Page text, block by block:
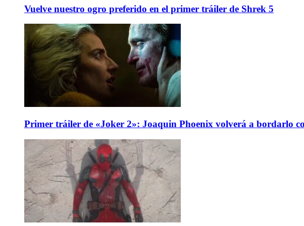
Vuelve nuestro ogro preferido en el primer tráiler de Shrek 5
Primer tráiler de «Joker 2»: Joaquin Phoenix volverá a bordarlo